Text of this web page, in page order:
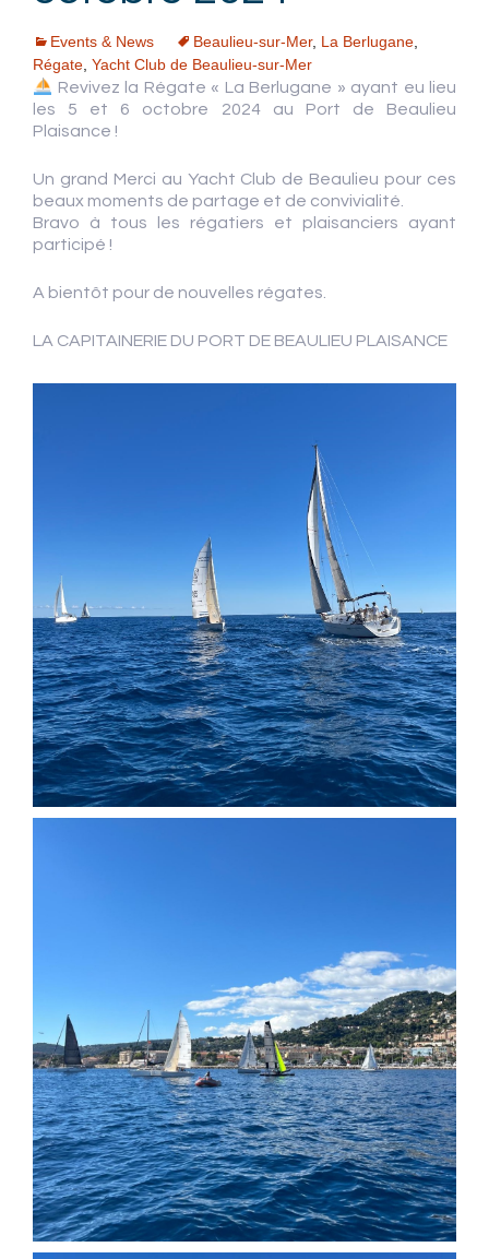
Events & News Beaulieu-sur-Mer, La Berlugane
Régate Yacht Club de Beaulieu-sur-Mer
Revivez la Régate « La Berlugane » ayant eu lieu
les 5 et 6 octobre 2024 au Port de Beaulieu
Plaisance !
Un grand Merci au Yacht Club de Beaulieu pour ces
beaux moments de partage et de convivialité.
Bravo à tous les régatiers et plaisanciers ayant
participé !
A bientôt pour de nouvelles régates.
LA CAPITAINERIE DU PORT DE BEAULIEU PLAISANCE